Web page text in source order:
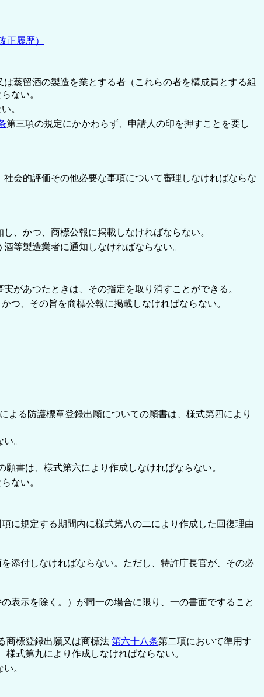
正履歴）
蒸留酒の製造を業とする者（これらの者を構成員とする組
ない。
。
第三項の規定にかかわらず、申請人の印を押すことを要し
会的評価その他必要な事項について審理しなければならな
、かつ、商標公報に掲載しなければならない。
等製造業者に通知しなければならない。
があつたときは、その指定を取り消すことができる。
、その旨を商標公報に掲載しなければならない。
よる防護標章登録出願についての願書は、様式第四により
。
書は、様式第六により作成しなければならない。
ない。
に規定する期間内に様式第八の二により作成した回復理由
添付しなければならない。ただし、特許庁長官が、その必
表示を除く。）が同一の場合に限り、一の書面ですること
商標登録出願又は商標法 第六十八条第二項において準用す
式第九により作成しなければならない。
。